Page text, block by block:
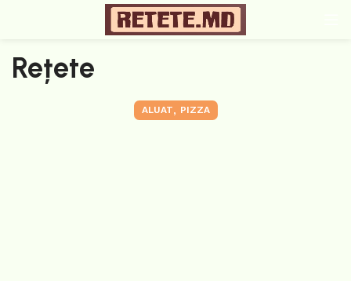
Rețete
ALUAT, PIZZA